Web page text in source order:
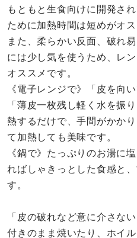
もともと生食向けに開発さ
ために加熱時間は短めがオス
また、柔らかい反面、破れ
には少し気を使うため、レ
オススメです。
《電子レンジで》「皮を向
「薄皮一枚残し軽く水を振
熱するだけで、手間がかか
て加熱しても美味です。
《鍋で》たっぷりのお湯に
ればしゃきっとした食感と
す。
「皮の破れなど意に介さな
付きのまま焼いたり、ホイ